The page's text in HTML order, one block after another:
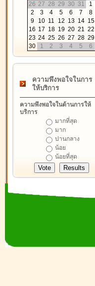
26 27 28 29 30 31
1
2
3 4 5 6 7
8
9
10 11 12 13 14 15
16 17 18 19 20 21 22
23 24 25 26 27 28 29
30
1 2 3 4 5 6
ความพึงพอใจในการ
ให้บริการ
ความพึงพอใจในด้านการให้
บริการ
มากที่สุด
มาก
ปานกลาง
น้อย
น้อยที่สุด